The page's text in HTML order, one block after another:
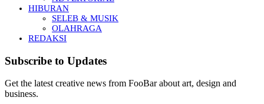
HIBURAN
SELEB & MUSIK
OLAHRAGA
REDAKSI
Subscribe to Updates
Get the latest creative news from FooBar about art, design and
business.